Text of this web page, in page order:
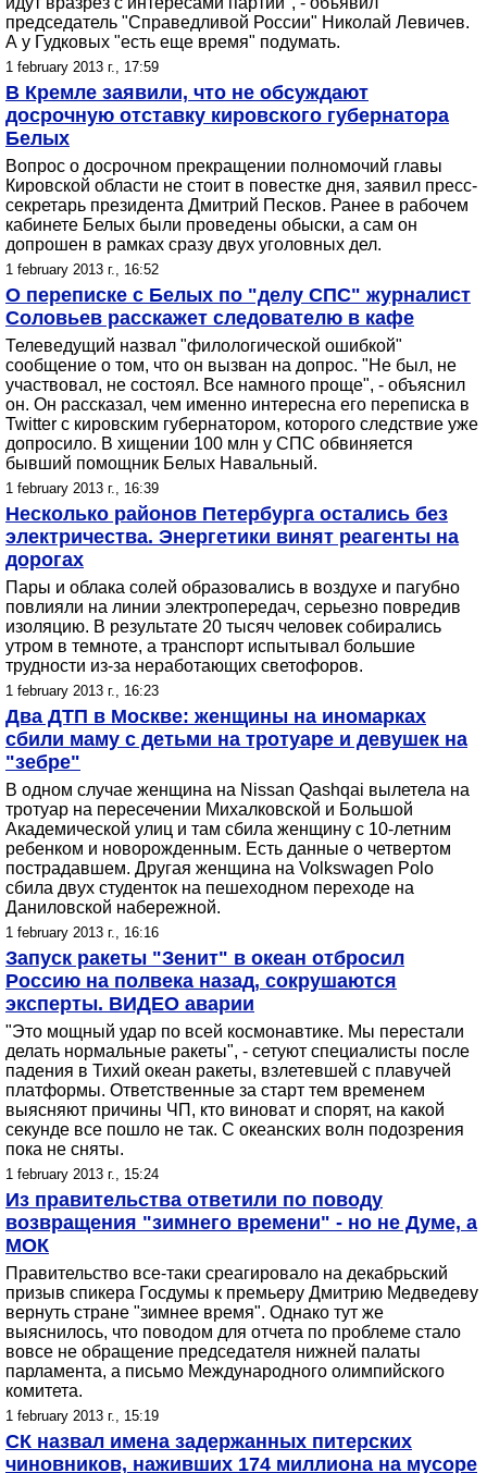
председатель "Справедливой России" Николай Левичев.
А у Гудковых "есть еще время" подумать.
1 february 2013 г., 17:59
В Кремле заявили, что не обсуждают
досрочную отставку кировского губернатора
Белых
Вопрос о досрочном прекращении полномочий главы
Кировской области не стоит в повестке дня, заявил пресс-
секретарь президента Дмитрий Песков. Ранее в рабочем
кабинете Белых были проведены обыски, а сам он
допрошен в рамках сразу двух уголовных дел.
1 february 2013 г., 16:52
О переписке с Белых по "делу СПС" журналист
Соловьев расскажет следователю в кафе
Телеведущий назвал "филологической ошибкой"
сообщение о том, что он вызван на допрос. "Не был, не
участвовал, не состоял. Все намного проще", - объяснил
он. Он рассказал, чем именно интересна его переписка в
Twitter с кировским губернатором, которого следствие уже
допросило. В хищении 100 млн у СПС обвиняется
бывший помощник Белых Навальный.
1 february 2013 г., 16:39
Несколько районов Петербурга остались без
электричества. Энергетики винят реагенты на
дорогах
Пары и облака солей образовались в воздухе и пагубно
повлияли на линии электропередач, серьезно повредив
изоляцию. В результате 20 тысяч человек собирались
утром в темноте, а транспорт испытывал большие
трудности из-за неработающих светофоров.
1 february 2013 г., 16:23
Два ДТП в Москве: женщины на иномарках
сбили маму с детьми на тротуаре и девушек на
"зебре"
В одном случае женщина на Nissan Qashqai вылетела на
тротуар на пересечении Михалковской и Большой
Академической улиц и там сбила женщину с 10-летним
ребенком и новорожденным. Есть данные о четвертом
пострадавшем. Другая женщина на Volkswagen Polo
сбила двух студенток на пешеходном переходе на
Даниловской набережной.
1 february 2013 г., 16:16
Запуск ракеты "Зенит" в океан отбросил
Россию на полвека назад, сокрушаются
эксперты. ВИДЕО аварии
"Это мощный удар по всей космонавтике. Мы перестали
делать нормальные ракеты", - сетуют специалисты после
падения в Тихий океан ракеты, взлетевшей с плавучей
платформы. Ответственные за старт тем временем
выясняют причины ЧП, кто виноват и спорят, на какой
секунде все пошло не так. С океанских волн подозрения
пока не сняты.
1 february 2013 г., 15:24
Из правительства ответили по поводу
возвращения "зимнего времени" - но не Думе, а
МОК
Правительство все-таки среагировало на декабрьский
призыв спикера Госдумы к премьеру Дмитрию Медведеву
вернуть стране "зимнее время". Однако тут же
выяснилось, что поводом для отчета по проблеме стало
вовсе не обращение председателя нижней палаты
парламента, а письмо Международного олимпийского
комитета.
1 february 2013 г., 15:19
СК назвал имена задержанных питерских
чиновников, наживших 174 миллиона на мусоре